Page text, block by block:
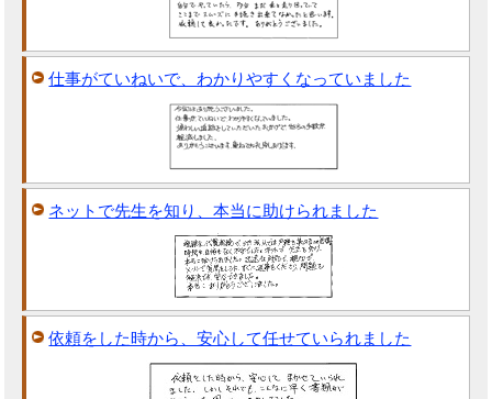
仕事がていねいで、わかりやすくなっていました
ネットで先生を知り、本当に助けられました
依頼をした時から、安心して任せていられました